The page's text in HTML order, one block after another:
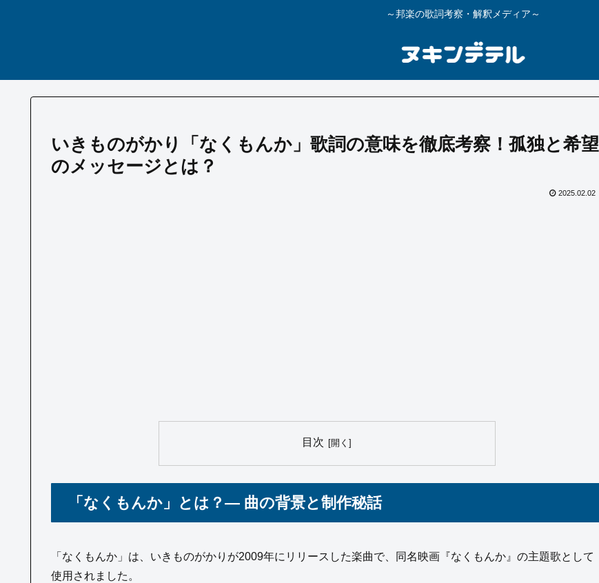
～邦楽の歌詞考察・解釈メディア～
いきものがかり「なくもんか」歌詞の意味を徹底考察！孤独と希望
のメッセージとは？
2025.02.02
目次
「なくもんか」とは？― 曲の背景と制作秘話
「なくもんか」は、いきものがかりが2009年にリリースした楽曲で、同名映画『なくもんか』の主題歌として
使用されました。